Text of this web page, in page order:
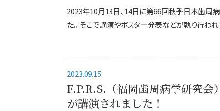
2023年10月13日、14日に第66回秋季日本歯周
た。 そこで講演やポスター発表などが執り行わ
2023.09.15
F.P.R.S.（福岡歯周病学研究
が講演されました！